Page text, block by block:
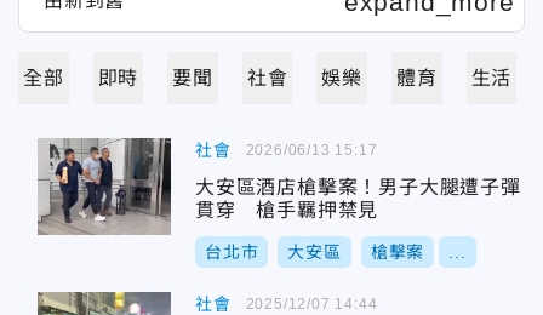
全部 即時 要聞 社會 娛樂 體育 生活
社會
大安區酒店槍擊案！男子大腿遭子彈
貫穿 槍手羈押禁見
台北市 大安區 槍擊案
2026/06/13 15:17
社會 2025/12/07 14:44